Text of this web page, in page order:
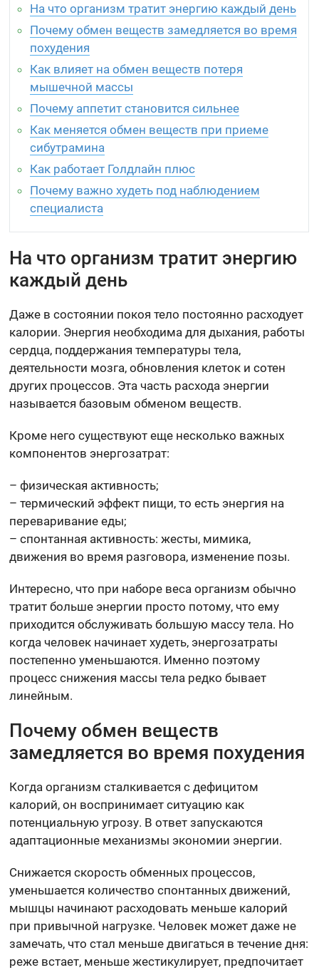
На что организм тратит энергию каждый день
Почему обмен веществ замедляется во время
похудения
Как влияет на обмен веществ потеря
мышечной массы
Почему аппетит становится сильнее
Как меняется обмен веществ при приеме
сибутрамина
Как работает Голдлайн плюс
Почему важно худеть под наблюдением
специалиста
На что организм тратит энергию
каждый день
Даже в состоянии покоя тело постоянно расходует
калории. Энергия необходима для дыхания, работы
сердца, поддержания температуры тела,
деятельности мозга, обновления клеток и сотен
других процессов. Эта часть расхода энергии
называется базовым обменом веществ.
Кроме него существуют еще несколько важных
компонентов энергозатрат:
– физическая активность;
– термический эффект пищи, то есть энергия на
переваривание еды;
– спонтанная активность: жесты, мимика,
движения во время разговора, изменение позы.
Интересно, что при наборе веса организм обычно
тратит больше энергии просто потому, что ему
приходится обслуживать большую массу тела. Но
когда человек начинает худеть, энергозатраты
постепенно уменьшаются. Именно поэтому
процесс снижения массы тела редко бывает
линейным.
Почему обмен веществ
замедляется во время похудения
Когда организм сталкивается с дефицитом
калорий, он воспринимает ситуацию как
потенциальную угрозу. В ответ запускаются
адаптационные механизмы экономии энергии.
Снижается скорость обменных процессов,
уменьшается количество спонтанных движений,
мышцы начинают расходовать меньше калорий
при привычной нагрузке. Человек может даже не
замечать, что стал меньше двигаться в течение дня:
реже встает, меньше жестикулирует, предпочитает